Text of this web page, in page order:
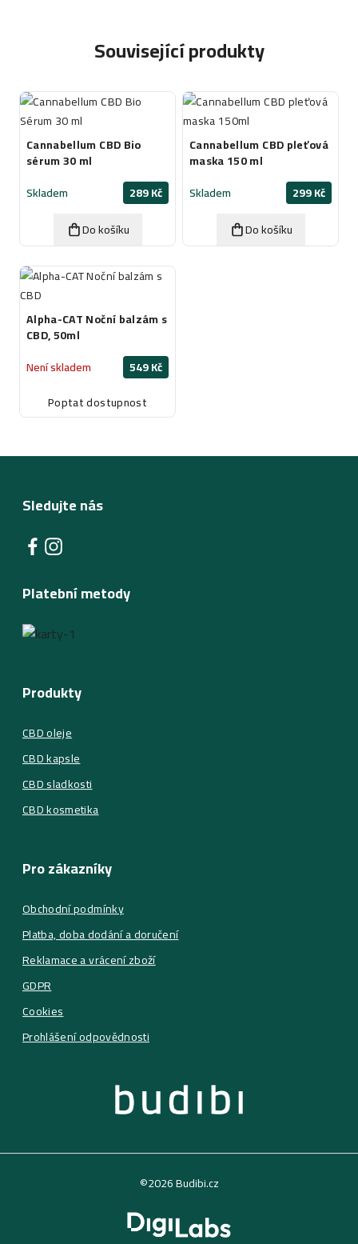
Související produkty
Cannabellum CBD Bio
sérum 30 ml
Skladem
289 Kč
Do košíku
Cannabellum CBD pleťová
maska 150 ml
Skladem
299 Kč
Do košíku
Alpha-CAT Noční balzám s
CBD, 50ml
Není skladem
549 Kč
Poptat dostupnost
Pro zákazníky
Obchodní podmínky
Platba, doba dodání a doručení
Reklamace a vrácení zboží
GDPR
Cookies
Prohlášení odpovědnosti
Produkty
CBD oleje
CBD kapsle
CBD sladkosti
CBD kosmetika
Sledujte nás
Platební metody
©2026 Budibi.cz